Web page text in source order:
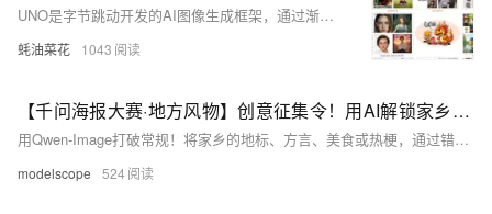
UNO是字节跳动开发的AI图像生成框架，通过渐进式跨模态对齐和通用旋转位置嵌入技术，解决了多主体场景下的生成一致性问题。该框架支持单主体特征保持与多主体组合生成，在虚拟试穿、产品设计等领域展现强大泛化能力。
蚝油菜花 1043
【千问海报大赛·地方风物】创意征集令！用AI解锁家乡新名片，万元奖金等你来战！
用Qwen-Image打破常规！将家乡的地标、方言、美食或热梗，通过错位混搭（赛博山水×古风建筑？霓虹城市×传统小吃？）或风格化创作（复古卡通、漫画方言…）焕发全新视觉冲击力！
modelscope 524